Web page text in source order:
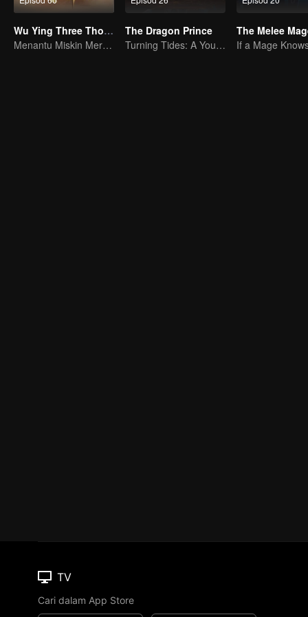
Wu Ying Three Thousand Paths
Menantu Miskin Merentas Dunia dan Menguasai Alam Asing
The Dragon Prince
Turning Tides: A Young Writer's Odyssey
The Melee
TV
Cari dalam App Store